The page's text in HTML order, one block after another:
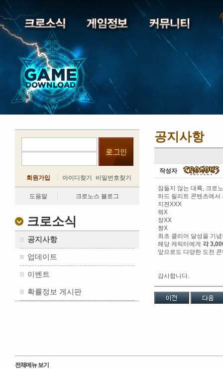
회원가입 아이디찾기 비밀번호찾기
도움말 크로노스 블로그
크로소식
공지사항
업데이트
이벤트
확률정보 게시판
공지사항
작성자
잠들지 않는 대륙, 크로
하드 릴리트 콘텐츠에서
지젼XXX
뭐X
장XX
짱X
최초 클리어 달성을 기
해당 캐릭터에게 각
앞으로도 다양한 도전
감사합니다.
전체메뉴 보기